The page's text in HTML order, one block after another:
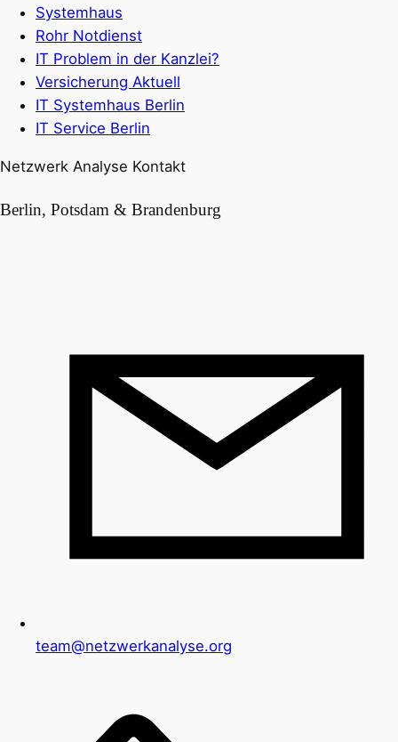
Systemhaus
Rohr Notdienst
IT Problem in der Kanzlei?
Versicherung Aktuell
IT Systemhaus Berlin
IT Service Berlin
Netzwerk Analyse Kontakt
Berlin, Potsdam & Brandenburg
team@netzwerkanalyse.org